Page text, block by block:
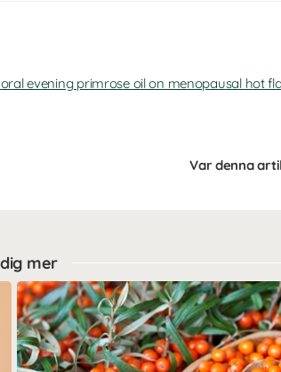
evening primrose oil on menopausal hot
Var denna
mer